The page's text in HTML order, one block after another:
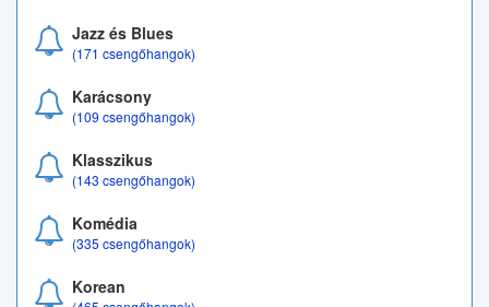
Jazz és Blues
(171 csengőhangok)
Karácsony
(109 csengőhangok)
Klasszikus
(143 csengőhangok)
Komédia
(335 csengőhangok)
Korean